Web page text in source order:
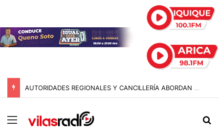
AUTORIDADES REGIONALES Y CANCILLERÍA ABORDAN SEGURIDAD TRANSNACIONAL EN EL CORREDOR BIOCEÁNICO
Menú